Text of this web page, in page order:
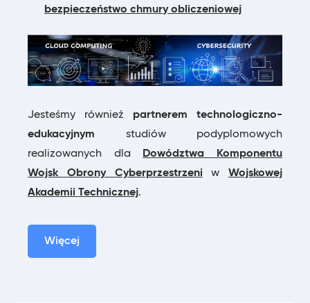
bezpieczeństwo chmury obliczeniowej
Jesteśmy również partnerem technologiczno-
edukacyjnym studiów podyplomowych
realizowanych dla Dowództwa Komponentu
Wojsk Obrony Cyberprzestrzeni w Wojskowej
Akademii Technicznej.
Więcej